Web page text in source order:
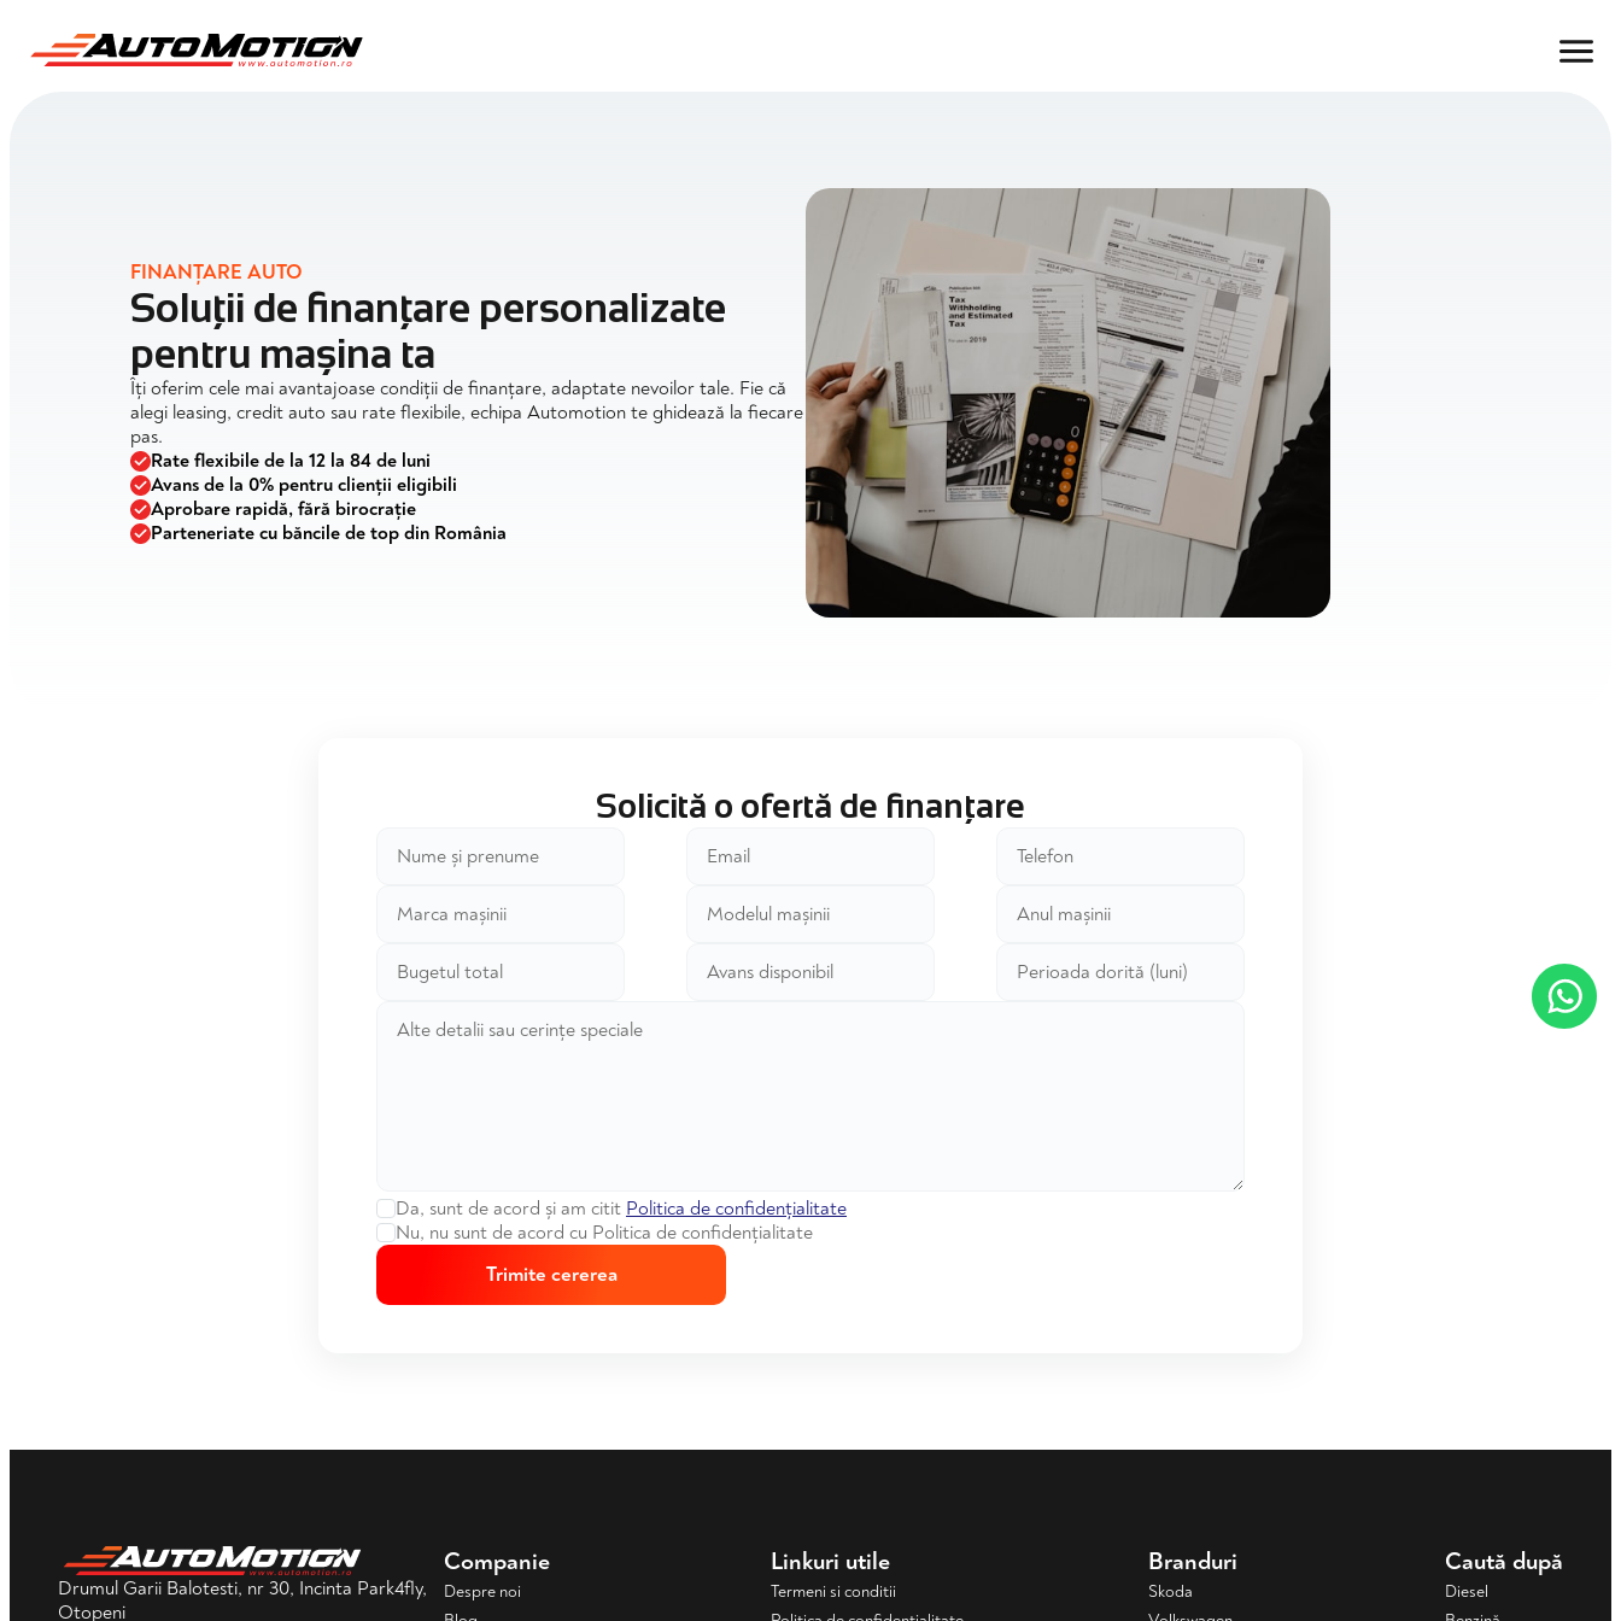
FINANȚARE AUTO
Soluții de finanțare personalizate
pentru mașina ta
Îți oferim cele mai avantajoase condiții de finanțare, adaptate nevoilor tale. Fie că
alegi leasing, credit auto sau rate flexibile, echipa Automotion te ghidează la fiecare
pas.
Rate flexibile de la 12 la 84 de luni
Avans de la 0% pentru clienții eligibili
Aprobare rapidă, fără birocrație
Parteneriate cu băncile de top din România
Solicită o ofertă de finanțare
Da, sunt de acord și am citit Politica de confidențialitate
Nu, nu sunt de acord cu Politica de confidențialitate
Trimite cererea
Drumul Garii Balotesti, nr 30, Incinta Park4fly,
Otopeni
Companie
Despre noi
Linkuri utile
Termeni si conditii
Branduri
Skoda
Caută după
Diesel